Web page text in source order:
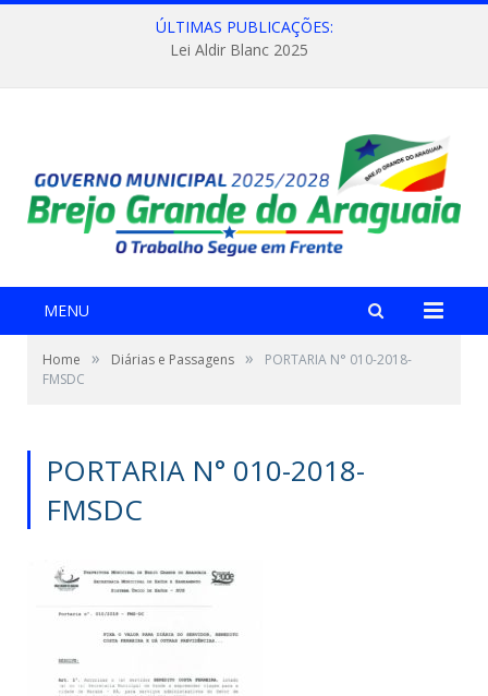
ÚLTIMAS PUBLICAÇÕES:
Lei Aldir Blanc 2025
MENU
Home » Diárias e Passagens »
PORTARIA N° 010-2018-
FMSDC
PORTARIA N° 010-2018-
FMSDC